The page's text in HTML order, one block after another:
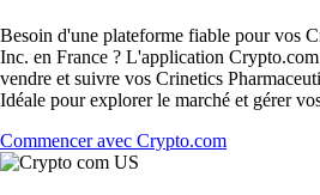
Besoin d'une plateforme fiable pour vos
Inc. en France ? L'application
vendre et suivre vos Crinetics
Idéale pour explorer le marché et gérer
Commencer avec Crypto.com